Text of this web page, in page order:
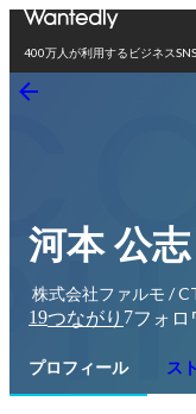
400万人が利用するビジネスSNS
河本 公志
株式会社ファルモ /
19つながり 7フォロ
プロフィール ス